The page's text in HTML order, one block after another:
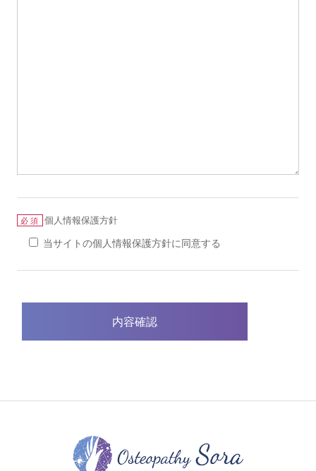
必須 個人情報保護方針
当サイトの個人情報保護方針に同意する